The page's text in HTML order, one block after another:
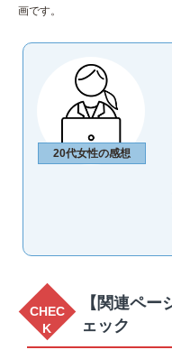
画です。
20代女性の感想
【関連ペ
ェック